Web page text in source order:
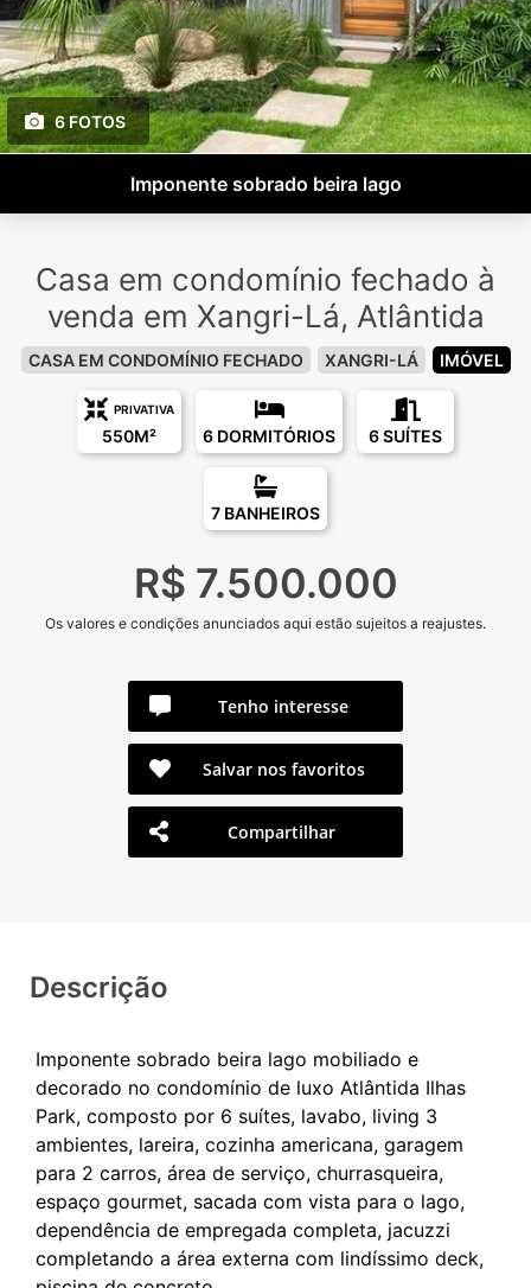
6 FOTOS
Imponente sobrado beira lago
Casa em condomínio fechado à
venda em Xangri-Lá, Atlântida
CASA EM CONDOMÍNIO FECHADO XANGRI-LÁ IMÓVEL
PRIVATIVA
550M² 6 DORMITÓRIOS 6 SUÍTES
7 BANHEIROS
R$ 7.500.000
Os valores e condições anunciados aqui estão sujeitos a reajustes.
Tenho interesse
Salvar nos favoritos
Compartilhar
Descrição
Imponente sobrado beira lago mobiliado e
decorado no condomínio de luxo Atlântida Ilhas
Park, composto por 6 suítes, lavabo, living 3
ambientes, lareira, cozinha americana, garagem
para 2 carros, área de serviço, churrasqueira,
espaço gourmet, sacada com vista para o lago,
dependência de empregada completa, jacuzzi
completando a área externa com lindíssimo deck,